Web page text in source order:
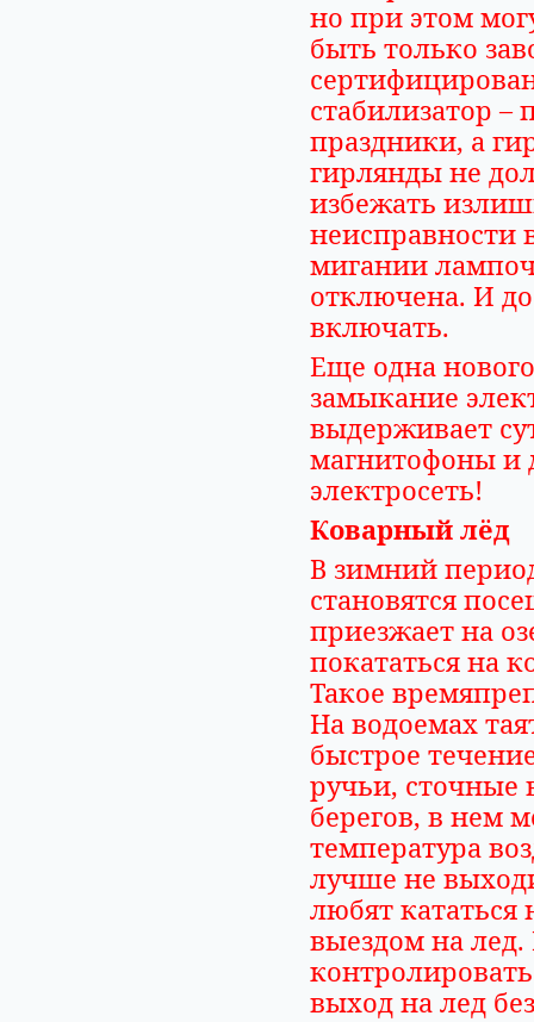
но при этом
быть только
стабилизатор
праздники, а
гирлянды не
избежать
неисправности
мигании
отключена. И
включать.
Еще одна
замыкание
выдерживает
магнитофоны и
электросеть!
Коварный лёд
В зимний
становятся
приезжает на
покататься на
Такое
На водоемах
быстрое
ручьи, сточные
берегов, в нем
температура
лучше не
любят кататься
выездом на
выход на лед